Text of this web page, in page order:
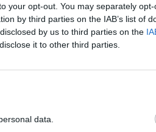
your opt-out. You may separately
by third parties on the IAB’s list of
by us to third parties on the
it to other third parties.
data.